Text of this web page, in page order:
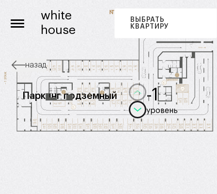
white
house
ВЫБРАТЬ
КВАРТИРУ
назад
Паркинг подземный -1
уровень